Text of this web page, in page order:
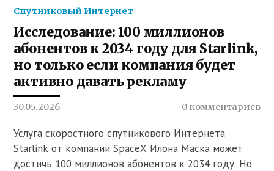
Спутниковый Интернет
Исследование: 100 миллионов
абонентов к 2034 году для Starlink,
но только если компания будет
активно давать рекламу
30.05.2026 0 комментариев
Услуга скоростного спутникового Интернета
Starlink от компании SpaceX Илона Маска может
достичь 100 миллионов абонентов к 2034 году. Но